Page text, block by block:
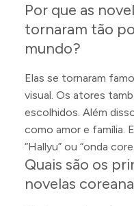
Por que as
tornaram tão
mundo?
Elas se tornaram
visual. Os atores
escolhidos. Além
como amor e família.
“Hallyu” ou “onda
Quais são os
novelas